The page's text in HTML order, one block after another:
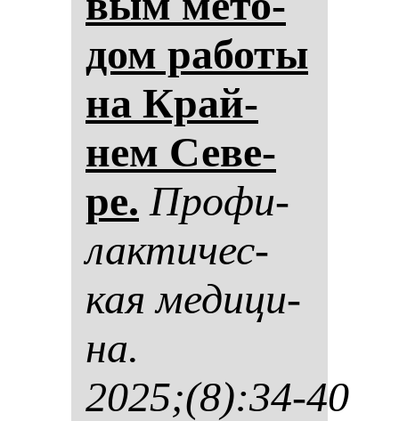
дом ра­бо­ты
на Край­
нем Се­ве­
ре. Про­фи­
лак­ти­чес­
кая ме­ди­ци­
на.
2025;(8):34-40